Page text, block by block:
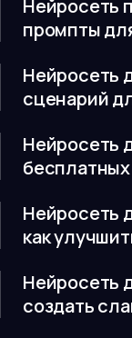
Нейросеть
промпты
Нейросеть
сценарий
Нейросеть
Нейросеть
как
Нейросеть
создать